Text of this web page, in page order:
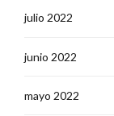
julio 2022
junio 2022
mayo 2022